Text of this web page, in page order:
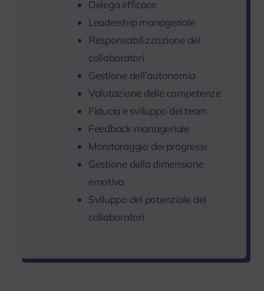
Delega efficace
Leadership manageriale
Responsabilizzazione dei
collaboratori
Gestione dell’autonomia
Valutazione delle competenze
Fiducia e sviluppo del team
Feedback manageriale
Monitoraggio dei progressi
Gestione della dimensione
emotiva
Sviluppo del potenziale dei
collaboratori